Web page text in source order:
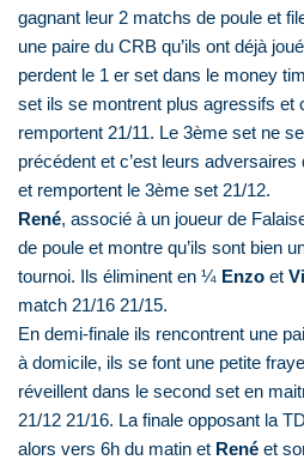
gagnant leur 2 matchs de poule et
une paire du CRB qu’ils ont déjà
perdent le 1 er set dans le money
set ils se montrent plus agressifs et
remportent 21/11. Le 3ème set ne
précédent et c’est leurs
et remportent le 3ème set 21/12.
René, associé à un joueur de
de poule et montre qu’ils sont bien
tournoi. Ils éliminent en ¼ Enzo et
match 21/16 21/15.
En demi-finale ils rencontrent une
à domicile, ils se font une petite
réveillent dans le second set en
21/12 21/16. La finale opposant la
alors vers 6h du matin et René et